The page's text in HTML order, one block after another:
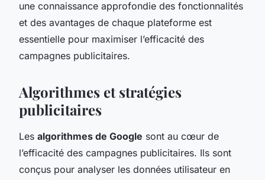
une connaissance approfondie des fonctionnalités
et des avantages de chaque plateforme est
essentielle pour maximiser l’efficacité des
campagnes publicitaires.
Algorithmes et stratégies
publicitaires
Les algorithmes de Google sont au cœur de
l’efficacité des campagnes publicitaires. Ils sont
conçus pour analyser les données utilisateur en